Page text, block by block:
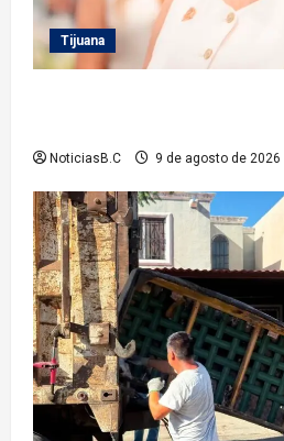
Tijuana
NoticiasB.C 9 de agosto de 2026